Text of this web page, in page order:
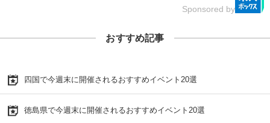
Sponsored by
おすすめ記事
四国で今週末に開催されるおすすめイベント20選
徳島県で今週末に開催されるおすすめイベント20選